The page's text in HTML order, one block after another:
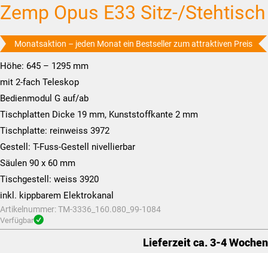
Zemp Opus E33 Sitz-/Stehtisch
Monatsaktion – jeden Monat ein Bestseller zum attraktiven Preis
Höhe: 645 – 1295 mm
mit 2-fach Teleskop
Bedienmodul G auf/ab
Tischplatten Dicke 19 mm, Kunststoffkante 2 mm
Tischplatte: reinweiss 3972
Gestell: T-Fuss-Gestell nivellierbar
Säulen 90 x 60 mm
Tischgestell: weiss 3920
inkl. kippbarem Elektrokanal
Artikelnummer:TM-3336_160.080_99-1084
Verfügbar
Lieferzeit ca. 3-4 Wochen